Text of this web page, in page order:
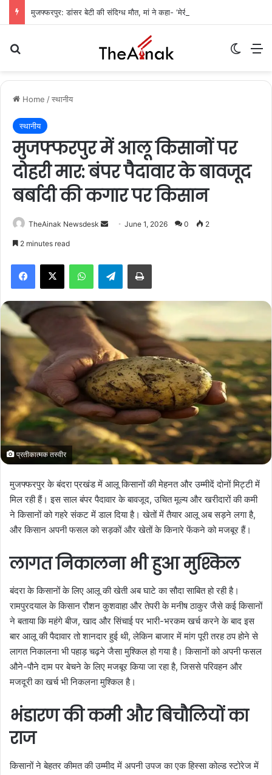
Home /स्थानीय
स्थानीय
मुजफ्फरपुर में आलू किसानों पर
दोहरी मार: बंपर पैदावार के बावजूद
बर्बादी की कगार पर किसान
TheAinak Newsdesk
a
m
a
i
l
June 1, 2026 0 2
2 minutes read
Telegram
प्रतीकात्मक तस्वीर
मुजफ्फरपुर के बंदरा प्रखंड में आलू किसानों की मेहनत और उम्मीदें दोनों मिट्टी में
मिल रही हैं। इस साल बंपर पैदावार के बावजूद, उचित मूल्य और खरीदारों की कमी
ने किसानों को गहरे संकट में डाल दिया है। खेतों में तैयार आलू अब सड़ने लगा है,
और किसान अपनी फसल को सड़कों और खेतों के किनारे फेंकने को मजबूर हैं।
लागत निकालना भी हुआ मुश्किल
बंदरा के किसानों के लिए आलू की खेती अब घाटे का सौदा साबित हो रही है।
रामपुरदयाल के किसान रौशन कुशवाहा और तेपरी के मनीष ठाकुर जैसे कई किसानों
ने बताया कि महंगे बीज, खाद और सिंचाई पर भारी-भरकम खर्च करने के बाद इस
बार आलू की पैदावार तो शानदार हुई थी, लेकिन बाजार में मांग पूरी तरह ठप होने से
लागत निकालना भी पहाड़ चढ़ने जैसा मुश्किल हो गया है। किसानों को अपनी फसल
औने-पौने दाम पर बेचने के लिए मजबूर किया जा रहा है, जिससे परिवहन और
मजदूरी का खर्च भी निकलना मुश्किल है।
भंडारण की कमी और बिचौलियों का
राज
किसानों ने बेहतर कीमत की उम्मीद में अपनी उपज का एक हिस्सा कोल्ड स्टोरेज में